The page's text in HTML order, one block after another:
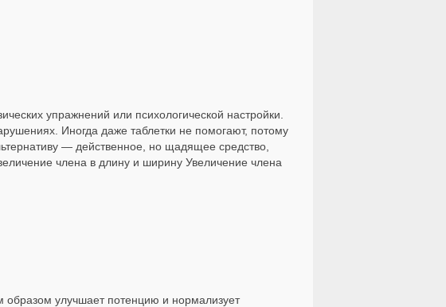
упражнений или психологической настройки.
Иногда даже таблетки не помогают, потому
— действенное, но щадящее средство,
члена в длину и ширину Увеличение члена
образом улучшает потенцию и нормализует